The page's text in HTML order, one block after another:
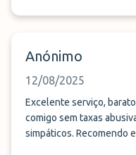
Anónimo
12/08/2025
Excelente serviço,
comigo sem taxas abusivas. Os funcionários são
simpáticos.